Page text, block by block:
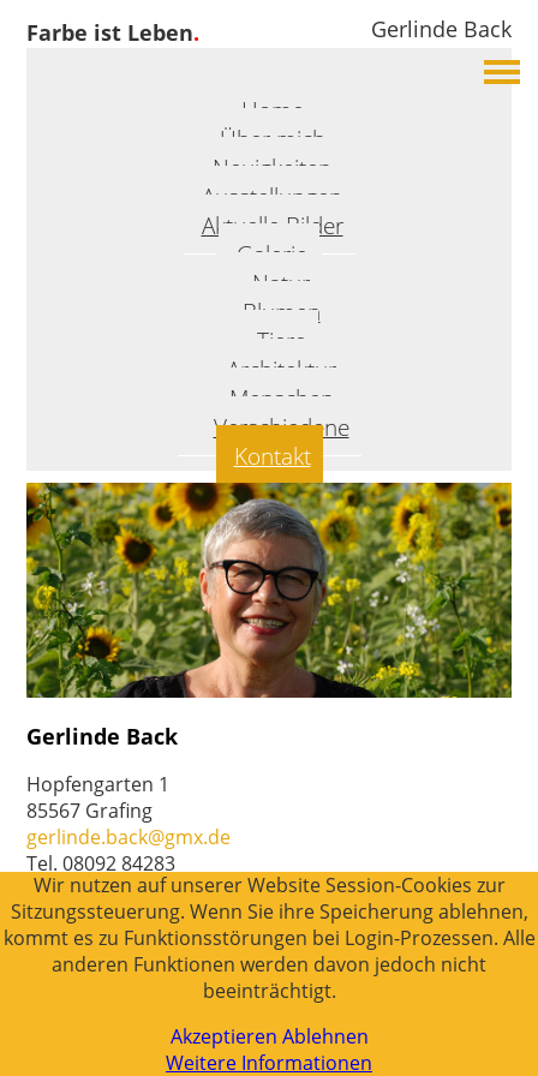
Farbe ist Leben. Gerlinde Back
Home
Über mich
Neuigkeiten
Ausstellungen
Aktuelle Bilder
Galerie
Natur
Blumen
Tiere
Architektur
Menschen
Verschiedene
Kontakt
Gerlinde Back
Hopfengarten 1
85567 Grafing
gerlinde.back@gmx.de
Tel. 08092 84283
Mobil 0176 96075949
© Gerlinde Back 2026 | Datenschutz
Wir nutzen auf unserer Website Session-Cookies zur
Sitzungssteuerung. Wenn Sie ihre Speicherung ablehnen,
kommt es zu Funktionsstörungen bei Login-Prozessen. Alle
anderen Funktionen werden davon jedoch nicht
beeinträchtigt.
Akzeptieren Ablehnen
Weitere Informationen